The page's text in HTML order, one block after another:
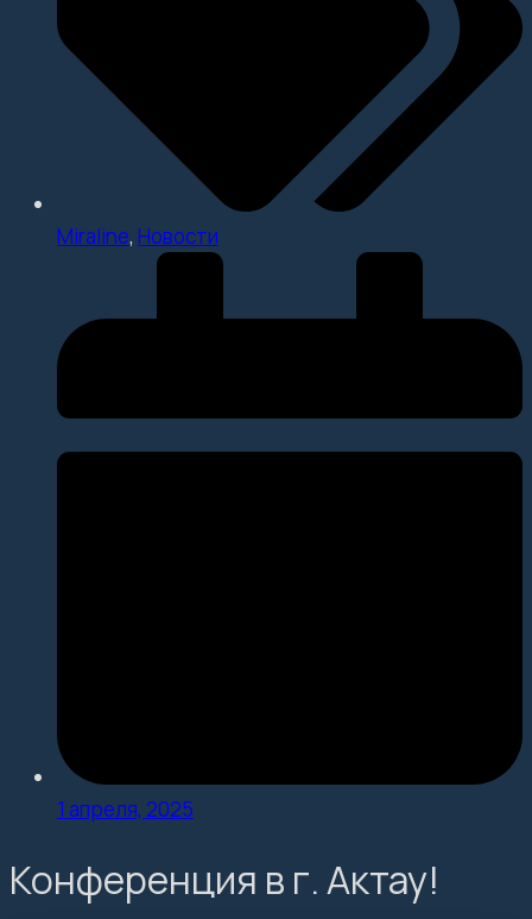
Miraline, Новости
1 апреля, 2025
Конференция в г. Актау!